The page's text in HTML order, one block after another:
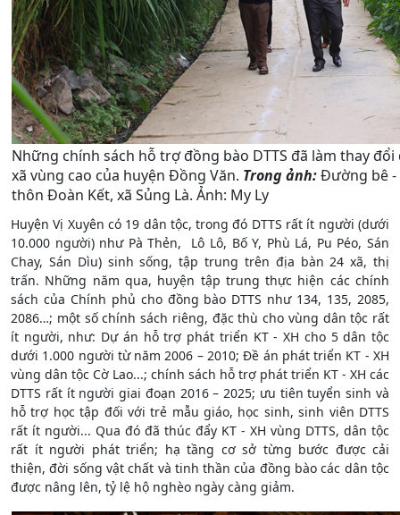
Những chính sách hỗ trợ đồng bào DTTS đã làm thay
xã vùng cao của huyện Đồng Văn. Trong ảnh:Đường bê
thôn Đoàn Kết, xã Sủng Là. Ảnh: My Ly
Huyện Vị Xuyên có 19 dân tộc, trong đó DTTS rất ít người (dưới
10.000 người) như Pà Thẻn, Lô Lô, Bố Y, Phù Lá, Pu Péo, Sán
Chay, Sán Dìu) sinh sống, tập trung trên địa bàn 24 xã, thị
trấn. Những năm qua, huyện tập trung thực hiện các chính
sách của Chính phủ cho đồng bào DTTS như 134, 135, 2085,
2086…; một số chính sách riêng, đặc thù cho vùng dân tộc rất
ít người, như: Dự án hỗ trợ phát triển KT - XH cho 5 dân tộc
dưới 1.000 người từ năm 2006 – 2010; Đề án phát triển KT - XH
vùng dân tộc Cờ Lao...; chính sách hỗ trợ phát triển KT - XH các
DTTS rất ít người giai đoạn 2016 – 2025; ưu tiên tuyển sinh và
hỗ trợ học tập đối với trẻ mẫu giáo, học sinh, sinh viên DTTS
rất ít người... Qua đó đã thúc đẩy KT - XH vùng DTTS, dân tộc
rất ít người phát triển; hạ tầng cơ sở từng bước được cải
thiện, đời sống vật chất và tinh thần của đồng bào các dân tộc
được nâng lên, tỷ lệ hộ nghèo ngày càng giảm.